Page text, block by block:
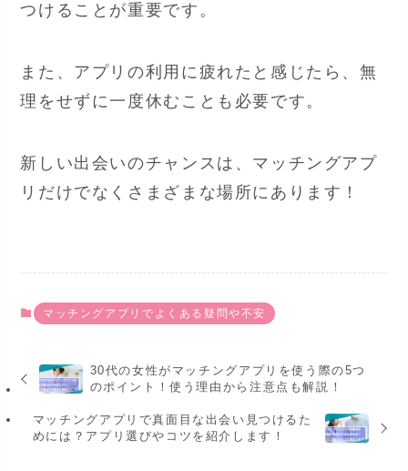
つけることが重要です。
また、アプリの利用に疲れたと感じたら、無
理をせずに一度休むことも必要です。
新しい出会いのチャンスは、マッチングアプ
リだけでなくさまざまな場所にあります！
マッチングアプリでよくある疑問や不安
30代の女性がマッチングアプリを使う際の5つ
のポイント！使う理由から注意点も解説！
マッチングアプリで真面目な出会い見つけるた
めには？アプリ選びやコツを紹介します！